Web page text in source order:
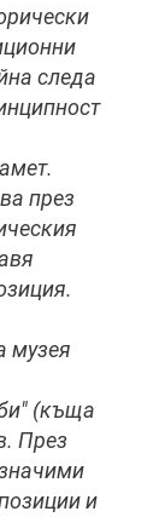
следа
през
музея
(къща
През
и